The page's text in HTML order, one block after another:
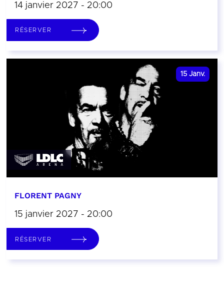
14 janvier 2027 - 20:00
RÉSERVER
15 Janv.
FLORENT PAGNY
15 janvier 2027 - 20:00
RÉSERVER